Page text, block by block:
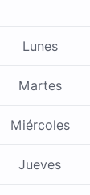
Lunes
Martes
Miércoles
Jueves